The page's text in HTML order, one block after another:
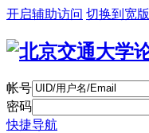
开启辅助访问 切换到宽版
帐号
密码
快捷导航